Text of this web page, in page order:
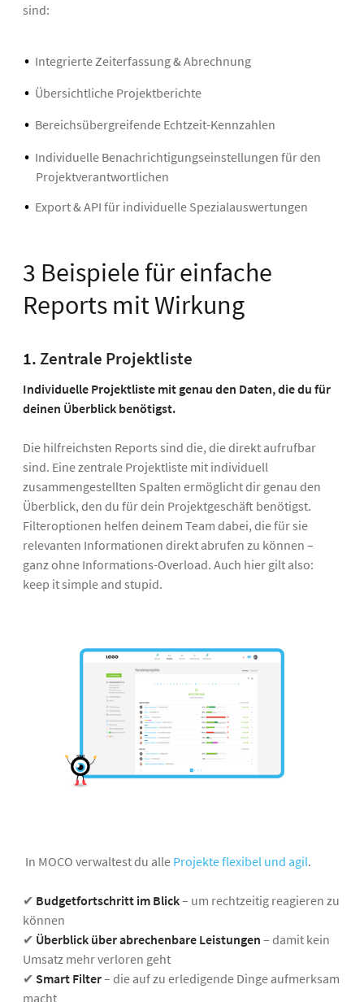
sind:
Integrierte Zeiterfassung & Abrechnung
Übersichtliche Projektberichte
Bereichsübergreifende Echtzeit-Kennzahlen
Individuelle Benachrichtigungseinstellungen für den
Projektverantwortlichen
Export & API für individuelle Spezialauswertungen
3 Beispiele für einfache
Reports mit Wirkung
1.Zentrale Projektliste
Individuelle Projektliste mit genau den Daten, die du für
deinen Überblick benötigst.
Die hilfreichsten Reports sind die, die direkt aufrufbar
sind. Eine zentrale Projektliste mit individuell
zusammengestellten Spalten ermöglicht dir genau den
Überblick, den du für dein Projektgeschäft benötigst.
Filteroptionen helfen deinem Team dabei, die für sie
relevanten Informationen direkt abrufen zu können –
ganz ohne Informations-Overload. Auch hier gilt also:
keep it simple and stupid.
In MOCO verwaltest du alle Projekte flexibel und agil.
✔ Budgetfortschritt im Blick– um rechtzeitig reagieren zu
können
✔ Überblick über abrechenbare Leistungen – damit kein
Umsatz mehr verloren geht
✔ Smart Filter– die auf zu erledigende Dinge aufmerksam
macht